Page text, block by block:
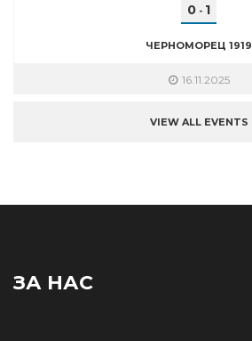
0 - 1
ЧЕРНОМОРЕЦ 1919
16.11.2025
VIEW ALL EVENTS
ЗА НАС